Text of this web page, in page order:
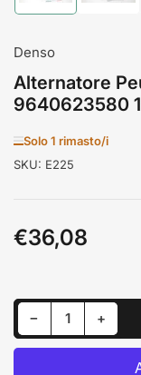
immagine
1
visualizzazione
Raccolta
Denso
Alternatore
9640623580
Solo 1 rimasto/i
SKU: E225
Prezzo
standard
€36,08
−Riduci quantità per Alternatore Peugeot 206 1.4 D 2002 9640623580 104210-3240
Quantità +Aumenta quantità per Alternatore Peugeot 206 1.4 D 2002 9640623580 104210-3240